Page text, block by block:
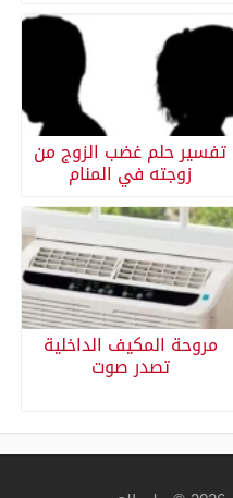
تفسير حلم غضب الزوج من
زوجته في المنام
مروحة المكيف الداخلية
تصدر صوت